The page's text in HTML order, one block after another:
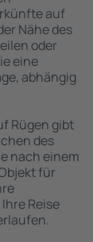
auf
Nähe des
oder
eine
abhängig
Rügen gibt
des
nach einem
für
Reise